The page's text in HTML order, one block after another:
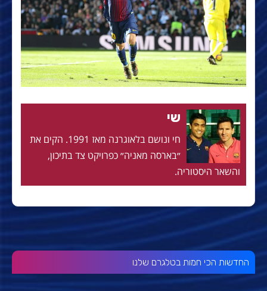
שי
חי ונושם בלאוגרנה מאז 1991. הקים את
״בארסה מאניה״ כפרויקט צד בתיכון,
והשאר היסטוריה.
החדשות הכי חמות בטלגרם שלנו